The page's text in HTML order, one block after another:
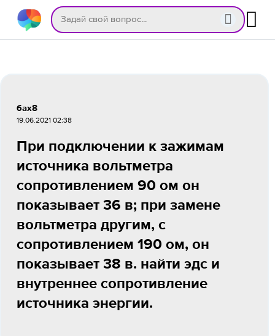
бах8
19.06.2021 02:38
При подключении к зажимам
источника вольтметра
сопротивлением 90 ом он
показывает 36 в; при замене
вольтметра другим, с
сопротивлением 190 ом, он
показывает 38 в. найти эдс и
внутреннее сопротивление
источника энергии.